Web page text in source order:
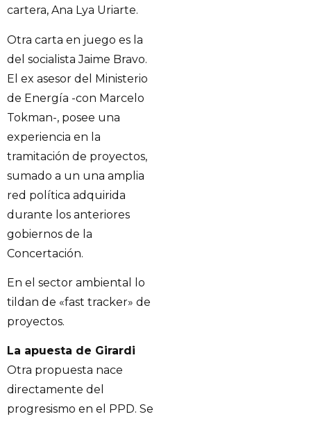
cartera, Ana Lya Uriarte.
Otra carta en juego es la
del socialista Jaime Bravo.
El ex asesor del Ministerio
de Energía -con Marcelo
Tokman-, posee una
experiencia en la
tramitación de proyectos,
sumado a un una amplia
red política adquirida
durante los anteriores
gobiernos de la
Concertación.
En el sector ambiental lo
tildan de «fast tracker» de
proyectos.
La apuesta de Girardi
Otra propuesta nace
directamente del
progresismo en el PPD. Se